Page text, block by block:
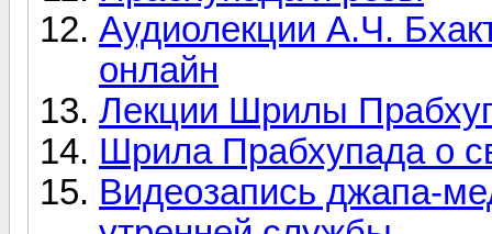
Аудиолекции А.Ч.
онлайн
Лекции Шрилы
Шрила Прабхупада о
Видеозапись джапа-